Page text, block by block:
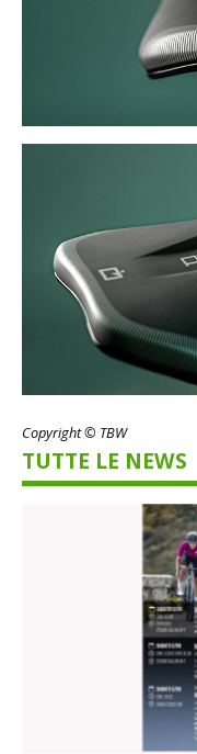
Copyright © TBW
TUTTE LE NEWS